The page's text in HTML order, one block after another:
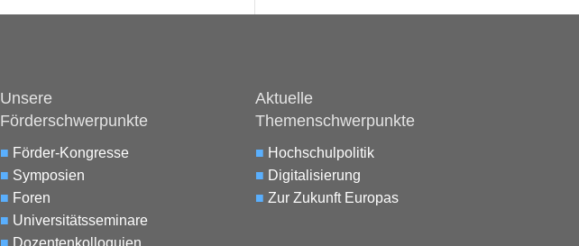
Unsere
Förderschwerpunkte
■ Förder-Kongresse
■ Symposien
■ Foren
■ Universitätsseminare
■ Dozentenkolloquien
Aktuelle
Themenschwerpunkte
■ Hochschulpolitik
■ Digitalisierung
■ Zur Zukunft Europas